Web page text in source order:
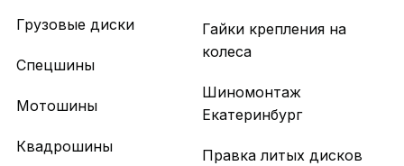
Грузовые диски
Спецшины
Мотошины
Квадрошины
Гайки крепления на
колеса
Шиномонтаж
Екатеринбург
Правка литых дисков